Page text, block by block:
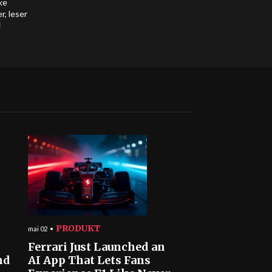
leser
mai 02 PRODUKT
Ferrari Just Launched an
AI App That Lets Fans